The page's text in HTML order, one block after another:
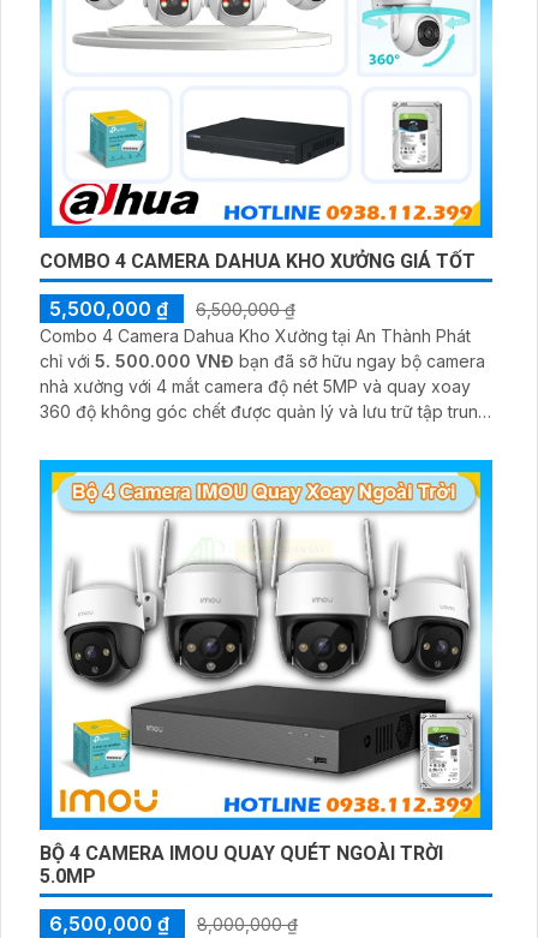
COMBO 4 CAMERA DAHUA KHO XƯỞNG GIÁ TỐT
5,500,000 ₫
6,500,000 ₫
Combo 4 Camera Dahua Kho Xưởng tại An Thành Phát
chỉ với 5. 500.000 VNĐ bạn đã sỡ hữu ngay bộ camera
nhà xưởng với 4 mắt camera độ nét 5MP và quay xoay
360 độ không góc chết được quản lý và lưu trữ tập trung
BỘ 4 CAMERA IMOU QUAY QUÉT NGOÀI TRỜI
5.0MP
6,500,000 ₫
8,000,000 ₫